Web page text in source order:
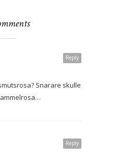
Reply
Snarare skulle
Reply